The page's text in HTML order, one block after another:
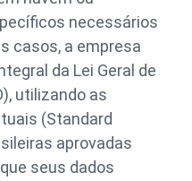
necessários
casos, a empresa
da Lei Geral de
utilizando as
(Standard
aprovadas
seus dados